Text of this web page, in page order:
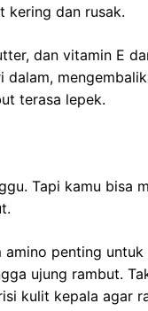
kering dan rusak.
dan vitamin E
terasa lepek.
Tapi kamu bisa
amino penting
ujung rambut.
kulit kepala agar